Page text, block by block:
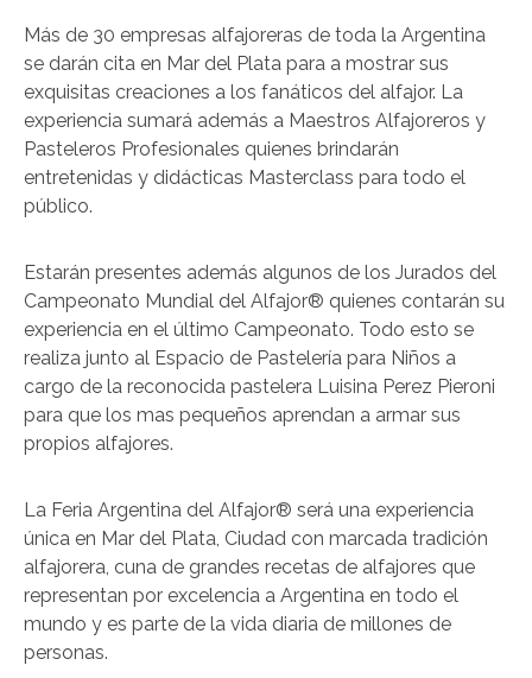
Más de 30 empresas alfajoreras de toda la Argentina
se darán cita en Mar del Plata para a mostrar sus
exquisitas creaciones a los fanáticos del alfajor. La
experiencia sumará además a Maestros Alfajoreros y
Pasteleros Profesionales quienes brindarán
entretenidas y didácticas Masterclass para todo el
público.
Estarán presentes además algunos de los Jurados del
Campeonato Mundial del Alfajor® quienes contarán su
experiencia en el último Campeonato. Todo esto se
realiza junto al Espacio de Pastelería para Niños a
cargo de la reconocida pastelera Luisina Perez Pieroni
para que los mas pequeños aprendan a armar sus
propios alfajores.
La Feria Argentina del Alfajor® será una experiencia
única en Mar del Plata, Ciudad con marcada tradición
alfajorera, cuna de grandes recetas de alfajores que
representan por excelencia a Argentina en todo el
mundo y es parte de la vida diaria de millones de
personas.